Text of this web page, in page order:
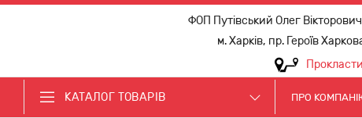
ФОП Путівський Олег
м. Харків, пр. Героїв
КАТАЛОГ ТОВАРІВ ПРО